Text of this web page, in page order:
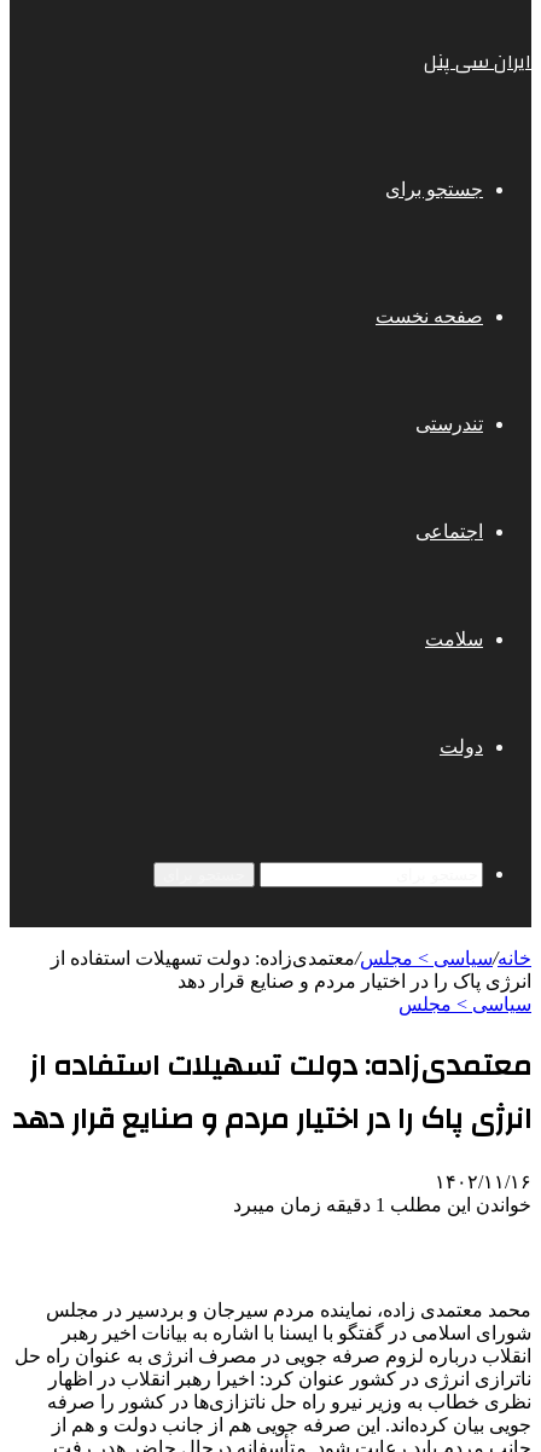
ایران سی پنل
جستجو برای
صفحه نخست
تندرستی
اجتماعی
سلامت
دولت
خانه/سیاسی > مجلس/معتمدی‌زاده: دولت تسهیلات استفاده از
انرژی پاک را در اختیار مردم و صنایع قرار دهد
سیاسی > مجلس
معتمدی‌زاده: دولت تسهیلات استفاده از
انرژی پاک را در اختیار مردم و صنایع قرار دهد
۱۴۰۲/۱۱/۱۶
خواندن این مطلب 1 دقیقه زمان میبرد
محمد معتمدی زاده، نماینده مردم سیرجان و بردسیر در مجلس
شورای اسلامی در گفتگو با ایسنا با اشاره به بیانات اخیر رهبر
انقلاب درباره لزوم صرفه جویی در مصرف انرژی به عنوان راه حل
ناترازی انرژی در کشور عنوان کرد: اخیرا رهبر انقلاب در اظهار
نظری خطاب به وزیر نیرو راه حل ناتزازی‌ها در کشور را صرفه
جویی بیان کرده‌اند. این صرفه جویی هم از جانب دولت و هم از
جانب مردم باید رعایت شود. متأسفانه درحال حاضر هدر رفت